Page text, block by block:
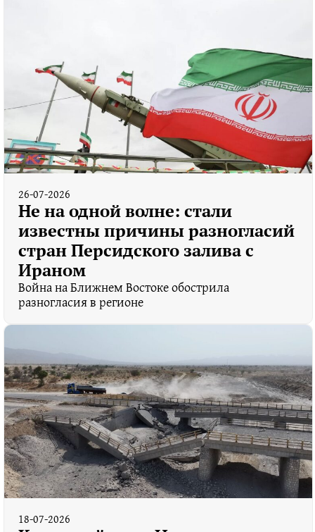
26-07-2026
Не на одной волне: стали
известны причины разногласий
стран Персидского залива с
Ираном
Война на Ближнем Востоке обострила
разногласия в регионе
18-07-2026